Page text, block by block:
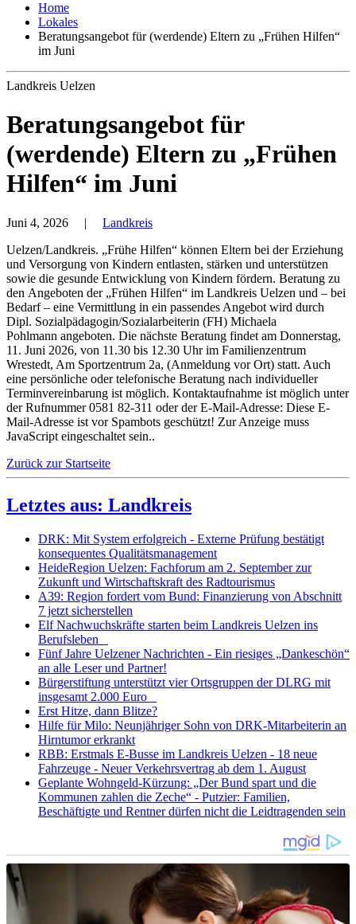
Home
Lokales
Beratungsangebot für (werdende) Eltern zu „Frühen Hilfen“
im Juni
Landkreis Uelzen
Beratungsangebot für
(werdende) Eltern zu „Frühen
Hilfen“ im Juni
Juni 4, 2026 | Landkreis
Uelzen/Landkreis. „Frühe Hilfen“ können Eltern bei der Erziehung
und Versorgung von Kindern entlasten, stärken und unterstützen
sowie die gesunde Entwicklung von Kindern fördern. Beratung zu
den Angeboten der „Frühen Hilfen“ im Landkreis Uelzen und – bei
Bedarf – eine Vermittlung in ein passendes Angebot wird durch
Dipl. Sozialpädagogin/Sozialarbeiterin (FH) Michaela
Pohlmann angeboten. Die nächste Beratung findet am Donnerstag,
11. Juni 2026, von 11.30 bis 12.30 Uhr im Familienzentrum
Wrestedt, Am Sportzentrum 2a, (Anmeldung vor Ort) statt. Auch
eine persönliche oder telefonische Beratung nach individueller
Terminvereinbarung ist möglich. Kontaktaufnahme ist möglich unter
der Rufnummer 0581 82-311 oder der E-Mail-Adresse: Diese E-
Mail-Adresse ist vor Spambots geschützt! Zur Anzeige muss
JavaScript eingeschaltet sein..
Zurück zur Startseite
Letztes aus: Landkreis
DRK: Mit System erfolgreich - Externe Prüfung bestätigt
konsequentes Qualitätsmanagement
HeideRegion Uelzen: Fachforum am 2. September zur
Zukunft und Wirtschaftskraft des Radtourismus
A39: Region fordert vom Bund: Finanzierung von Abschnitt
7 jetzt sicherstellen
Elf Nachwuchskräfte starten beim Landkreis Uelzen ins
Berufsleben
Fünf Jahre Uelzener Nachrichten - Ein riesiges „Dankeschön“
an alle Leser und Partner!
Bürgerstiftung unterstützt vier Ortsgruppen der DLRG mit
insgesamt 2.000 Euro
Erst Hitze, dann Blitze?
Hilfe für Milo: Neunjähriger Sohn von DRK-Mitarbeiterin an
Hirntumor erkrankt
RBB: Erstmals E-Busse im Landkreis Uelzen - 18 neue
Fahrzeuge - Neuer Verkehrsvertrag ab dem 1. August
Geplante Wohngeld-Kürzung: „Der Bund spart und die
Kommunen zahlen die Zeche“ - Putzier: Familien,
Beschäftigte und Rentner dürfen nicht die Leidtragenden sein